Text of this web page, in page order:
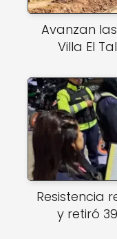
Avanzan
Villa El
Resistencia
y retiró